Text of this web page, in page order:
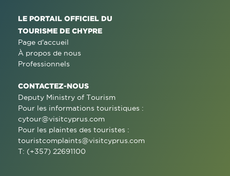
LE PORTAIL OFFICIEL DU
TOURISME DE CHYPRE
Page d'accueil
À propos de nous
Professionnels
CONTACTEZ-NOUS
Deputy Ministry of Tourism
Pour les informations touristiques :
cytour@visitcyprus.com
Pour les plaintes des touristes :
touristcomplaints@visitcyprus.com
T: (+357) 22691100